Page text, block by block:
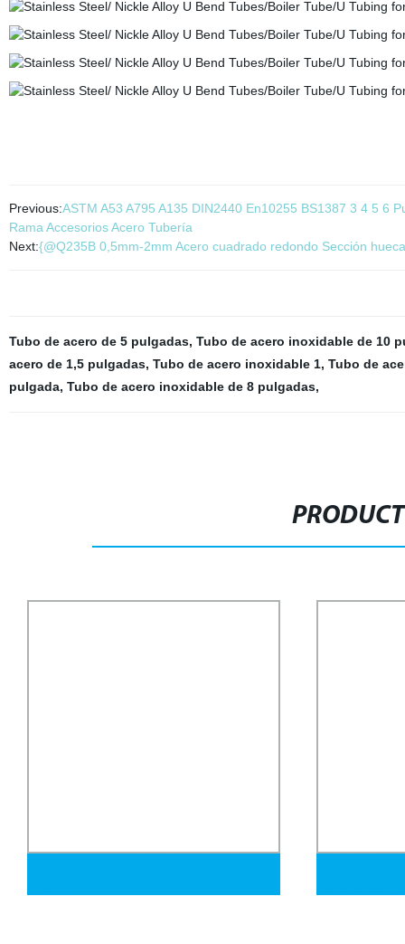
Previous:ASTM A53 A795 A135 DIN2440 En10255 BS1387 3 4 5 6
Rama Accesorios Acero Tubería
Next:{@Q235B 0,5mm-2mm Acero cuadrado redondo Sección
Tubo de acero de 5 pulgadas, Tubo de acero inoxidable de 10
acero de 1,5 pulgadas, Tubo de acero inoxidable 1, Tubo de
pulgada, Tubo de acero inoxidable de 8 pulgadas,